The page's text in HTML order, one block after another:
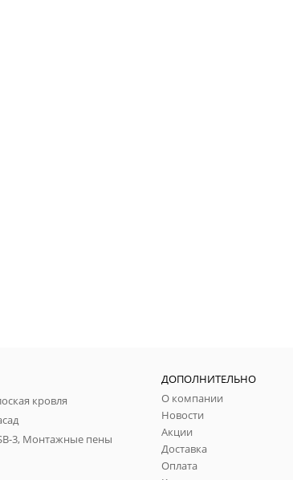
кровля
3, Монтажные пены
ДОПОЛНИТЕЛЬНО
О компании
Новости
Акции
Доставка
Оплата